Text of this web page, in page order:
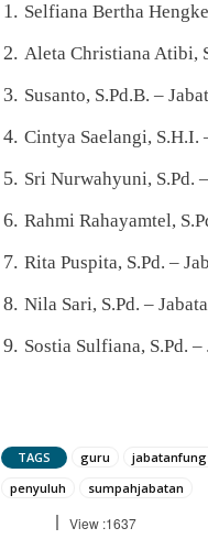
Selfiana Bertha
Aleta Christiana Atibi,
Susanto, S.Pd.B. –
Cintya Saelangi, S.H.I.
Sri Nurwahyuni, S.Pd.
Rahmi Rahayamtel,
Rita Puspita, S.Pd. –
Nila Sari, S.Pd. –
Sostia Sulfiana, S.Pd.
TAGS guru
penyuluh
sumpahjabatan
View :1637